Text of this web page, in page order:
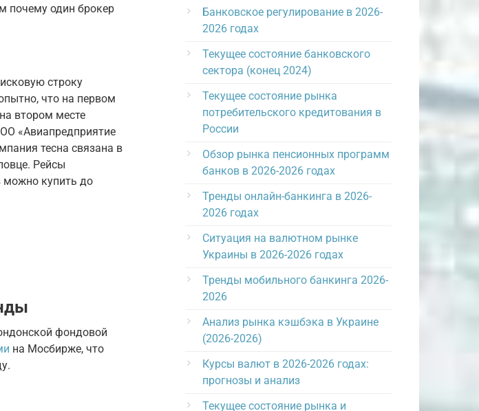
почему один брокер
строку
что на первом
втором месте
«Авиапредприятие
тесна связана в
Рейсы
можно купить до
фондовой
на Мосбирже, что
Банковское регулирование в 2026-
2026 годах
Текущее состояние банковского
сектора (конец 2024)
Текущее состояние рынка
потребительского кредитования в
России
Обзор рынка пенсионных программ
банков в 2026-2026 годах
Тренды онлайн-банкинга в 2026-
2026 годах
Ситуация на валютном рынке
Украины в 2026-2026 годах
Тренды мобильного банкинга 2026-
2026
Анализ рынка кэшбэка в Украине
(2026-2026)
Курсы валют в 2026-2026 годах:
прогнозы и анализ
Текущее состояние рынка и